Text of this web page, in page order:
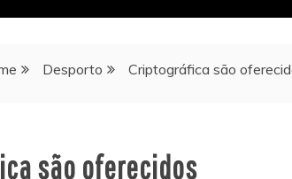
Desporto Criptográfica são
são oferecidos